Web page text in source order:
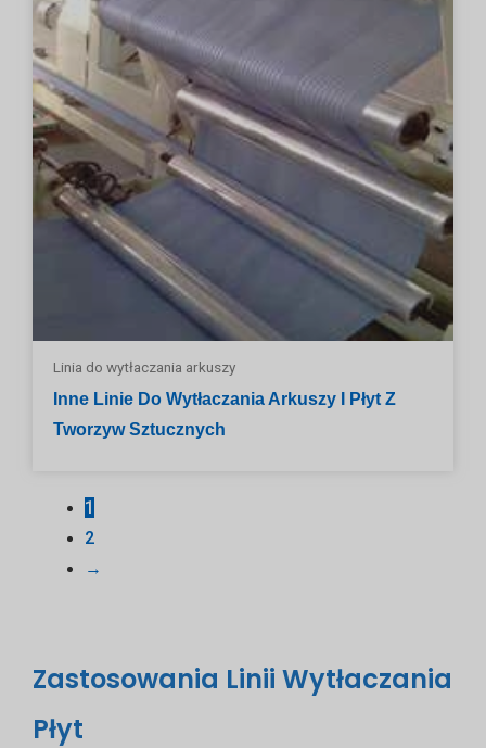
Linia do wytłaczania arkuszy
Inne Linie Do Wytłaczania Arkuszy I Płyt Z
Tworzyw Sztucznych
1
2
→
Zastosowania Linii Wytłaczania
Płyt